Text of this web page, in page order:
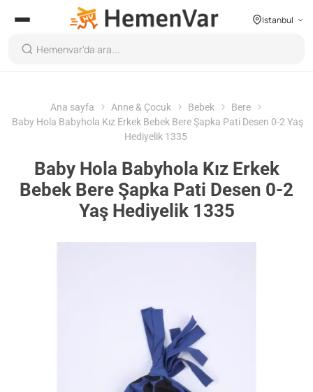
Istanbul
Ana sayfa Anne & Çocuk Bebek
Bere
Baby Hola Babyhola Kız Erkek Bebek Bere Şapka Pati Desen 0-2 Yaş
Hediyelik 1335
Baby Hola Babyhola Kız Erkek
Bebek Bere Şapka Pati Desen 0-2
Yaş Hediyelik 1335